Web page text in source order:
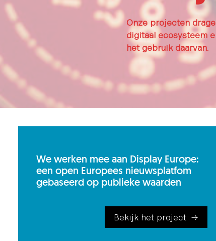
Onze projecten
digitaal ecosysteem
het gebruik daarvan.
We werken mee aan Display Europe:
een open Europees nieuwsplatfom
gebaseerd op publieke waarden
Bekijk het project